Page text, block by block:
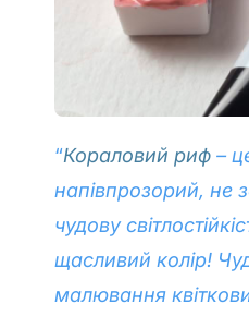
“Кораловий риф–
напівпрозорий, не
чудову
щасливий колір!
малювання